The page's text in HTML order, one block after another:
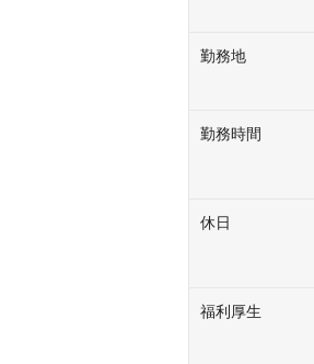
勤務地
勤務時間
休日
福利厚生